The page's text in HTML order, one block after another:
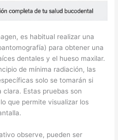
es habitual realizar una
para obtener una
dentales y el hueso maxilar.
de mínima radiación, las
solo se tomarán si
Estas pruebas son
que permite visualizar los
observe, pueden ser